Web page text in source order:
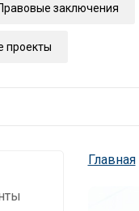
заключения
проекты
Главная